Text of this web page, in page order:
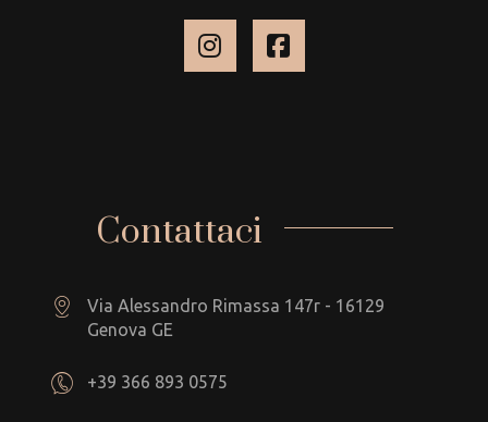
Contattaci
Via Alessandro Rimassa 147r - 16129
Genova GE
+39 366 893 0575